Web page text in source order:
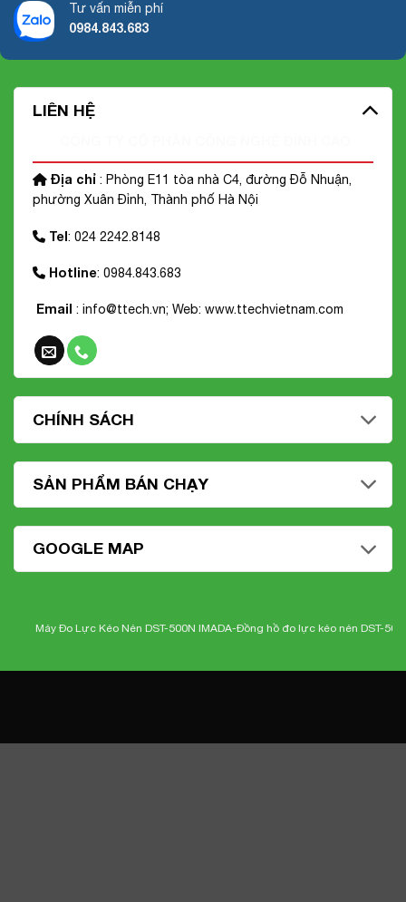
Tư vấn miễn phí
0984.843.683
LIÊN HỆ
Địa chỉ : Phòng E11 tòa nhà C4, đường Đỗ Nhuận,
phường Xuân Đỉnh, Thành phố Hà Nội
Tel: 024 2242.8148
Hotline: 0984.843.683
Email : info@ttech.vn; Web: www.ttechvietnam.com
CHÍNH SÁCH
SẢN PHẨM BÁN CHẠY
GOOGLE MAP
Máy Đo Lực Kéo Nén DST-500N IMADA-Đồng hồ đo lực kéo nén DST-500N